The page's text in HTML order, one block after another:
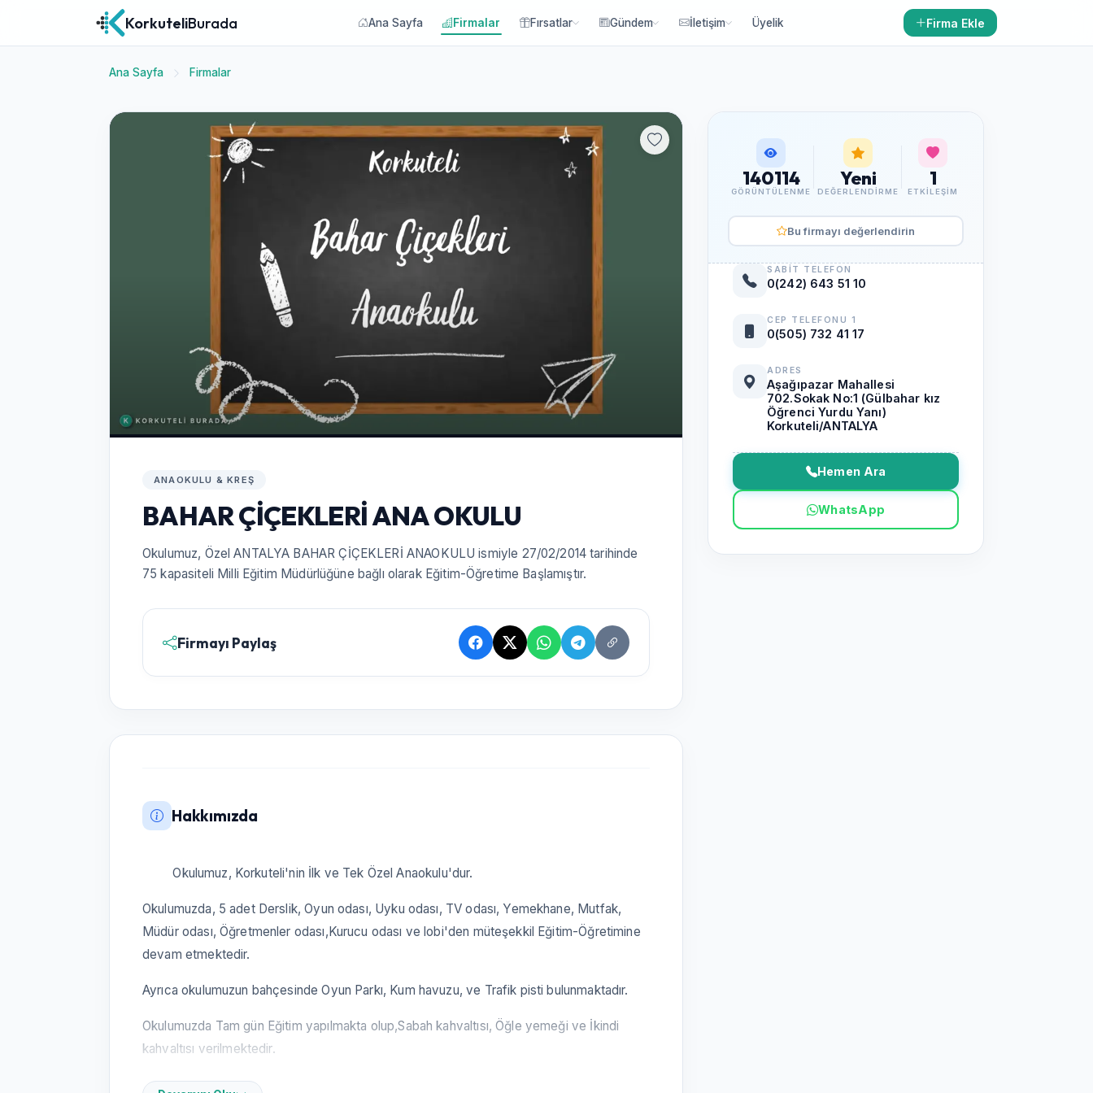
KorkuteliBurada Ana Sayfa Firmalar Fırsatlar Gündem İletişim Üyelik Firma Ekle
Ana Sayfa Firmalar
ANAOKULU & KREŞ
BAHAR ÇİÇEKLERİ ANA OKULU
Okulumuz, Özel ANTALYA BAHAR ÇİÇEKLERİ ANAOKULU ismiyle 27/02/2014 tarihinde
75 kapasiteli Milli Eğitim Müdürlüğüne bağlı olarak Eğitim-Öğretime Başlamıştır.
Firmayı Paylaş
Hakkımızda
Okulumuz, Korkuteli'nin İlk ve Tek Özel Anaokulu'dur.
Okulumuzda, 5 adet Derslik, Oyun odası, Uyku odası, TV odası, Yemekhane, Mutfak,
Müdür odası, Öğretmenler odası,Kurucu odası ve lobi'den müteşekkil Eğitim-Öğretimine
devam etmektedir.
Ayrıca okulumuzun bahçesinde Oyun Parkı, Kum havuzu, ve Trafik pisti bulunmaktadır.
Okulumuzda Tam gün Eğitim yapılmakta olup,Sabah kahvaltısı, Öğle yemeği ve İkindi
kahvaltısı verilmektedir.
Okulumuzda SERVİS hizmeti mevcuttur.
140114
GÖRÜNTÜLENME
Yeni
DEĞERLENDIRME
1
ETKILEŞIM
Bu firmayı değerlendirin
SABIT TELEFON
0(242) 643 51 10
CEP TELEFONU 1
0(505) 732 41 17
ADRES
Aşağıpazar Mahallesi
702.Sokak No:1 (Gülbahar kız
Öğrenci Yurdu Yanı)
Korkuteli/ANTALYA
Hemen Ara
WhatsApp